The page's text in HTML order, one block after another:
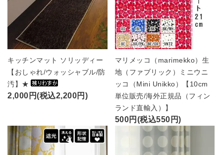
キッチンマット ソリッディー
【おしゃれ/ウォッシャブル/防
汚】★
2,000円(税込2,200円)
マリメッコ（marimekko）生
地（ファブリック）ミニウニ
ッコ（Mini Unikko）【10cm
単位販売/海外正規品（フィン
ランド直輸入）】
500円(税込550円)